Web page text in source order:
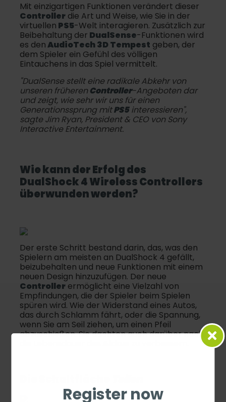
Register now
Mit einzigartigen Funktionen verändert dieser
Controller die Art und Weise, wie Sie in der
virtuellen PS5-Welt interagieren. Zusätzlich zur
Beibehaltung der DualSense-Funktionen wird
es denAudioTech 3D Tempest geben, der
dem Spieler ein Gefühl des völligen
Eintauchens in das Spiel vermittelt.
"DualSense stellt eine radikale Abkehr von
unseren früherenController-Angeboten dar
und zeigt, wie sehr wir uns für einen
Generationssprung mitPS5interessieren",
sagte Jim Ryan, President & CEO von Sony
Interactive Entertainment.
Wie kann der Erfolg des
DualShock 4 WirelessControllers
überwunden werden?
Der erste Schritt bestand darin, das, was den
Spielern am meisten an DualShock 4 gefällt,
beizubehalten und neue Funktionen mit einem
neuen Design hinzuzufügen. Der neue
Controller ermöglicht eine Vielzahl von
Empfindungen, die der Spieler beim Spielen
spüren wird. Wie der Widerstand eines Autos,
das durch Schlamm fährt, oder die Spannung,
wenn Sie am Seil ziehen, um einen Pfeil
abzuschießen. Sie dachten auch darüber nach,